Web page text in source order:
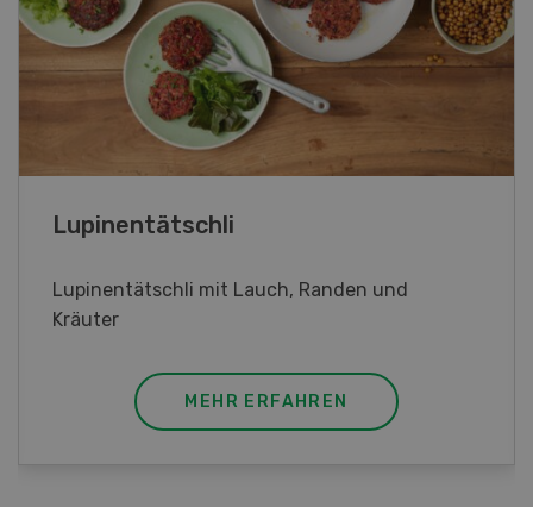
Frühlingsrollen
Frühlingsrollen mit Poulet
MEHR ERFAHREN